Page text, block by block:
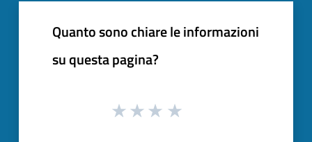
Quanto sono chiare le informazioni
su questa pagina?